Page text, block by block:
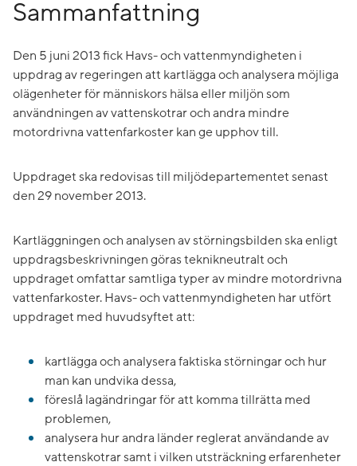
Sammanfattning
Den 5 juni 2013 fick Havs- och vattenmyndigheten i
uppdrag av regeringen att kartlägga och analysera möjliga
olägenheter för människors hälsa eller miljön som
användningen av vattenskotrar och andra mindre
motordrivna vattenfarkoster kan ge upphov till.
Uppdraget ska redovisas till miljödepartementet senast
den 29 november 2013.
Kartläggningen och analysen av störningsbilden ska enligt
uppdragsbeskrivningen göras teknikneutralt och
uppdraget omfattar samtliga typer av mindre motordrivna
vattenfarkoster. Havs- och vattenmyndigheten har utfört
uppdraget med huvudsyftet att:
kartlägga och analysera faktiska störningar och hur
man kan undvika dessa,
föreslå lagändringar för att komma tillrätta med
problemen,
analysera hur andra länder reglerat användande av
vattenskotrar samt i vilken utsträckning erfarenheter